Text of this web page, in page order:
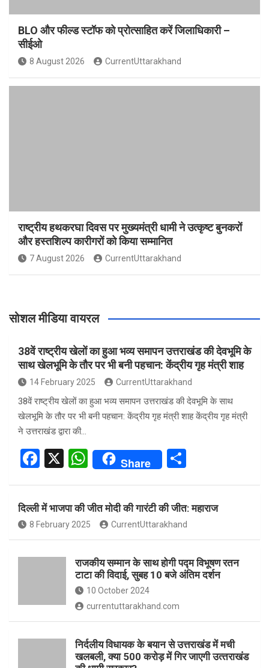
BLO और फील्ड स्टॉफ को प्रोत्साहित करें जिलाधिकारी –
सीईओ
8 August 2026 CurrentUttarakhand
राष्ट्रीय हथकरघा दिवस पर मुख्यमंत्री धामी ने उत्कृष्ट बुनकरों
और हस्तशिल्प कारीगरों को किया सम्मानित
7 August 2026 CurrentUttarakhand
सोशल मीडिया वायरल
38वें राष्ट्रीय खेलों का हुआ भव्य समापन उत्तराखंड की देवभूमि के
साथ खेलभूमि के तौर पर भी बनी पहचान: केंद्रीय गृह मंत्री शाह
14 February 2025 CurrentUttarakhand
38वें राष्ट्रीय खेलों का हुआ भव्य समापन उत्तराखंड की देवभूमि के साथ
खेलभूमि के तौर पर भी बनी पहचान: केंद्रीय गृह मंत्री शाह केंद्रीय गृह मंत्री
ने उत्तराखंड द्वारा की…
F
ce
b
o
o
X
W
at
s
A
p
p
Share
e
दिल्ली में भाजपा की जीत मोदी की गारंटी की जीत: महाराज
8 February 2025 CurrentUttarakhand
राजकीय सम्मान के साथ होगी पद्म विभूषण रतन
टाटा की विदाई, सुबह 10 बजे अंतिम दर्शन
10 October 2024
currentuttarakhand.com
निर्दलीय विधायक के बयान से उत्तराखंड में मची
खलबली, क्‍या 500 करोड़ में गिर जाएगी उत्‍तराखंड